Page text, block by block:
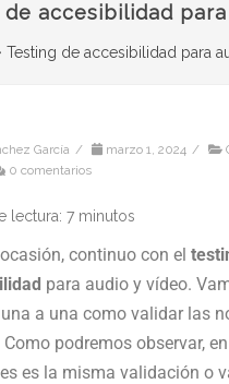
de accesibilidad
Testing de accesibilidad para
García / marzo 1, 2024 /
0 comentarios
lectura: 7 minutos
continuo con el
para audio y vídeo.
a una como validar las
podremos observar,
es la misma validación o